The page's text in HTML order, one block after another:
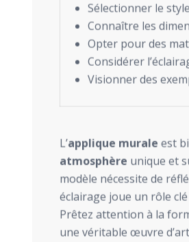
Sélectionner le
Connaître les
Opter pour des
Considérer
Visionner des
L’applique murale est
atmosphère unique et
modèle nécessite de
éclairage joue un rôle
Prêtez attention à la
une véritable œuvre